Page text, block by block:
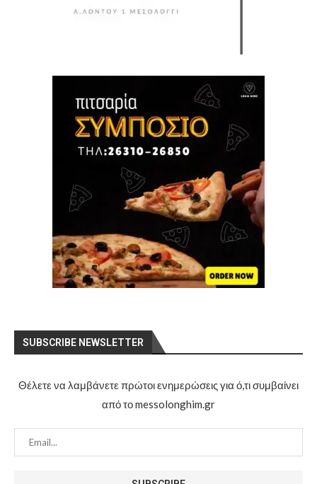
SUBSCRIBE NEWSLETTER
Θέλετε να λαμβάνετε πρώτοι ενημερώσεις για ό,τι συμβαίνει
από το messolonghim.gr